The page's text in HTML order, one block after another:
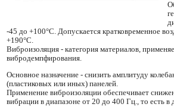
-45 до +100°С. Допускается кратковременное
+190°С.
Виброизоляция - категория материалов,
вибродемпфирования.
Основное назначение - снизить амплитуду
(пластиковых или иных) панелей.
Применение виброизоляции обеспечивает
вибрации в диапазоне от 20 до 400 Гц., то есть в